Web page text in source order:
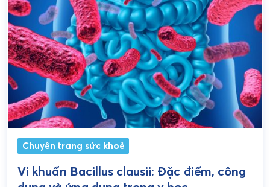
Chuyên trang sức khoẻ
Vi khuẩn Bacillus clausii: Đặc điểm, công